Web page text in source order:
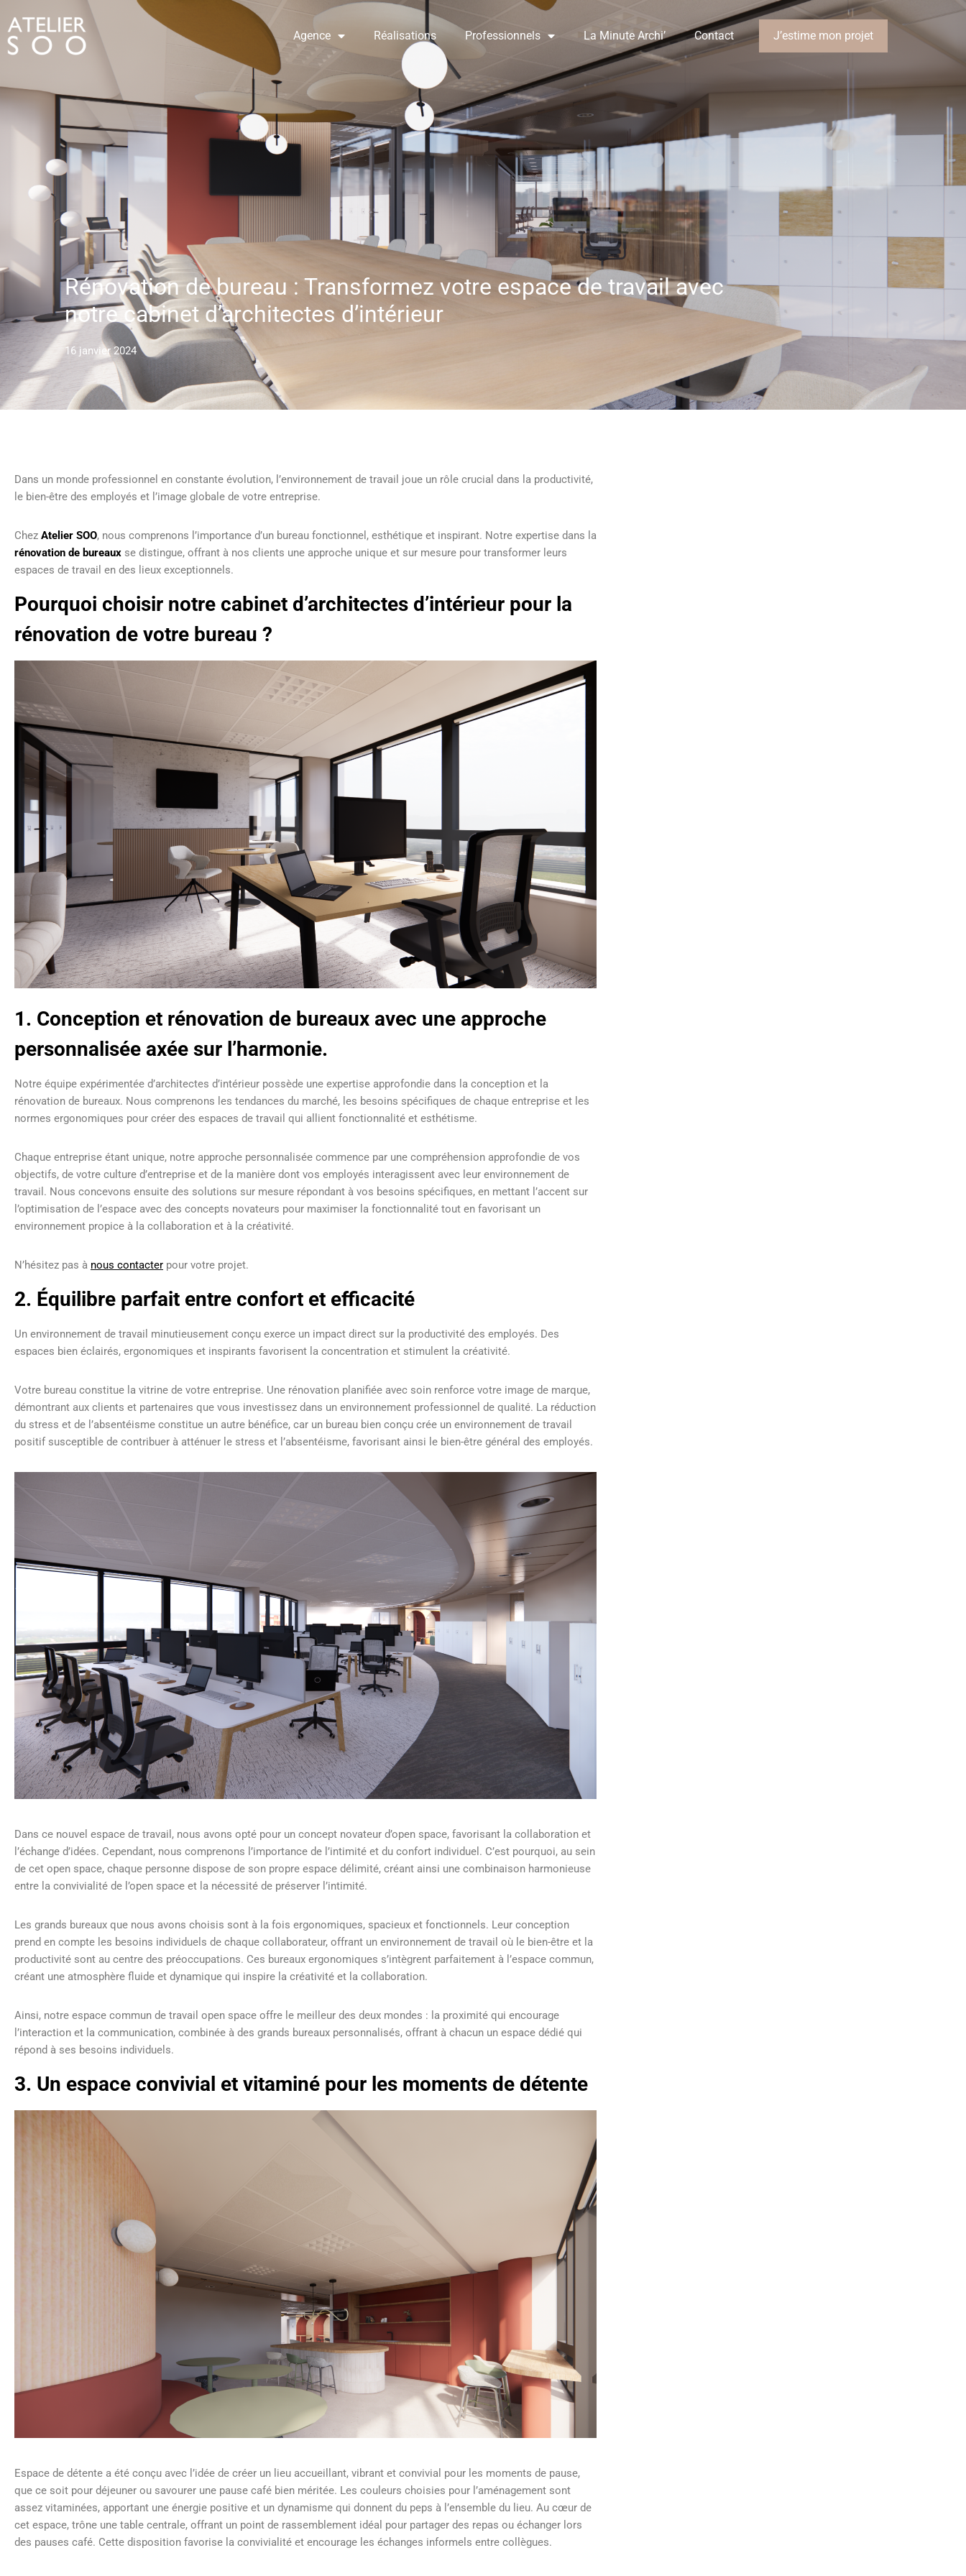
Agence Réalisations Professionnels La Minute Archi’ Contact J’estime mon projet
Rénovation de bureau : Transformez votre espace de travail avec
notre cabinet d’architectes d’intérieur
16 janvier 2024
Dans un monde professionnel en constante évolution, l’environnement de travail joue un rôle crucial dans la productivité,
le bien-être des employés et l’image globale de votre entreprise.
Chez Atelier SOO, nous comprenons l’importance d’un bureau fonctionnel, esthétique et inspirant. Notre expertise dans la
rénovation de bureaux se distingue, offrant à nos clients une approche unique et sur mesure pour transformer leurs
espaces de travail en des lieux exceptionnels.
Pourquoi choisir notre cabinet d’architectes d’intérieur pour la
rénovation de votre bureau ?
1. Conception et rénovation de bureaux avec une approche
personnalisée axée sur l’harmonie.
Notre équipe expérimentée d’architectes d’intérieur possède une expertise approfondie dans la conception et la
rénovation de bureaux. Nous comprenons les tendances du marché, les besoins spécifiques de chaque entreprise et les
normes ergonomiques pour créer des espaces de travail qui allient fonctionnalité et esthétisme.
Chaque entreprise étant unique, notre approche personnalisée commence par une compréhension approfondie de vos
objectifs, de votre culture d’entreprise et de la manière dont vos employés interagissent avec leur environnement de
travail. Nous concevons ensuite des solutions sur mesure répondant à vos besoins spécifiques, en mettant l’accent sur
l’optimisation de l’espace avec des concepts novateurs pour maximiser la fonctionnalité tout en favorisant un
environnement propice à la collaboration et à la créativité.
N’hésitez pas à nous contacter pour votre projet.
2. Équilibre parfait entre confort et efficacité
Un environnement de travail minutieusement conçu exerce un impact direct sur la productivité des employés. Des
espaces bien éclairés, ergonomiques et inspirants favorisent la concentration et stimulent la créativité.
Votre bureau constitue la vitrine de votre entreprise. Une rénovation planifiée avec soin renforce votre image de marque,
démontrant aux clients et partenaires que vous investissez dans un environnement professionnel de qualité. La réduction
du stress et de l’absentéisme constitue un autre bénéfice, car un bureau bien conçu crée un environnement de travail
positif susceptible de contribuer à atténuer le stress et l’absentéisme, favorisant ainsi le bien-être général des employés.
Dans ce nouvel espace de travail, nous avons opté pour un concept novateur d’open space, favorisant la collaboration et
l’échange d’idées. Cependant, nous comprenons l’importance de l’intimité et du confort individuel. C’est pourquoi, au sein
de cet open space, chaque personne dispose de son propre espace délimité, créant ainsi une combinaison harmonieuse
entre la convivialité de l’open space et la nécessité de préserver l’intimité.
Les grands bureaux que nous avons choisis sont à la fois ergonomiques, spacieux et fonctionnels. Leur conception
prend en compte les besoins individuels de chaque collaborateur, offrant un environnement de travail où le bien-être et la
productivité sont au centre des préoccupations. Ces bureaux ergonomiques s’intègrent parfaitement à l’espace commun,
créant une atmosphère fluide et dynamique qui inspire la créativité et la collaboration.
Ainsi, notre espace commun de travail open space offre le meilleur des deux mondes : la proximité qui encourage
l’interaction et la communication, combinée à des grands bureaux personnalisés, offrant à chacun un espace dédié qui
répond à ses besoins individuels.
3. Un espace convivial et vitaminé pour les moments de détente
Espace de détente a été conçu avec l’idée de créer un lieu accueillant, vibrant et convivial pour les moments de pause,
que ce soit pour déjeuner ou savourer une pause café bien méritée. Les couleurs choisies pour l’aménagement sont
assez vitaminées, apportant une énergie positive et un dynamisme qui donnent du peps à l’ensemble du lieu. Au cœur de
cet espace, trône une table centrale, offrant un point de rassemblement idéal pour partager des repas ou échanger lors
des pauses café. Cette disposition favorise la convivialité et encourage les échanges informels entre collègues.